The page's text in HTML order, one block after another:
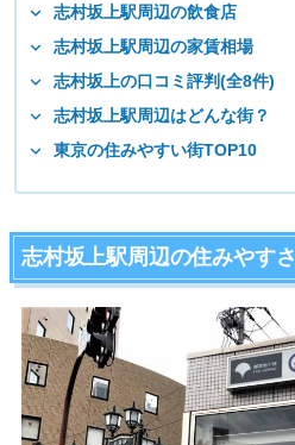
志村坂上駅周辺の飲食店
志村坂上駅周辺の家賃相場
志村坂上の口コミ評判(全8件)
志村坂上駅周辺はどんな街？
東京の住みやすい街TOP10
志村坂上駅周辺の住みやすさ